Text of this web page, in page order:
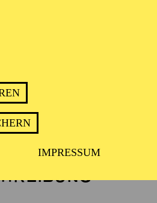
IMPRESSUM
ab 3 Jahren